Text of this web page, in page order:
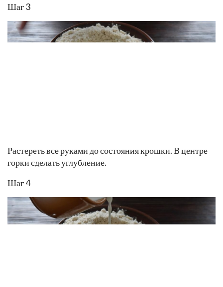
Шаг 3
Растереть все руками до состояния крошки. В центре
горки сделать углубление.
Шаг 4